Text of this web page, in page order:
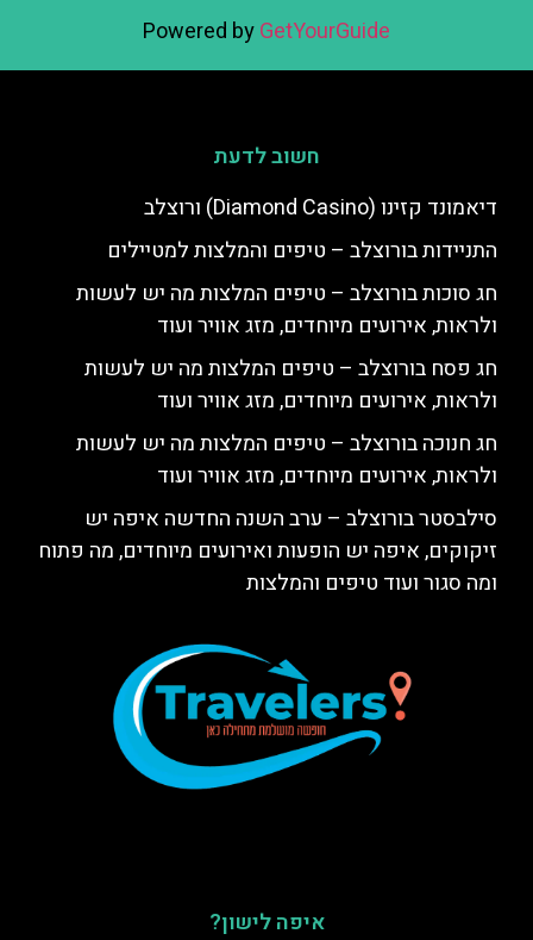
Powered byGetYourGuide
חשוב לדעת
דיאמונד קזינו (Diamond Casino) ורוצלב
התניידות בורוצלב – טיפים והמלצות למטיילים
חג סוכות בורוצלב – טיפים המלצות מה יש לעשות
ולראות, אירועים מיוחדים, מזג אוויר ועוד
חג פסח בורוצלב – טיפים המלצות מה יש לעשות
ולראות, אירועים מיוחדים, מזג אוויר ועוד
חג חנוכה בורוצלב – טיפים המלצות מה יש לעשות
ולראות, אירועים מיוחדים, מזג אוויר ועוד
סילבסטר בורוצלב – ערב השנה החדשה איפה יש
זיקוקים, איפה יש הופעות ואירועים מיוחדים, מה פתוח
ומה סגור ועוד טיפים והמלצות
איפה לישון?